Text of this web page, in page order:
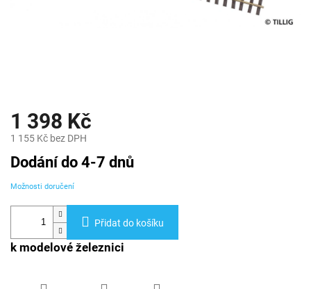
1 398 Kč
1 155 Kč bez DPH
Měrná
cena:
Dodání do 4-7 dnů
Možnosti doručení
Přidat do košíku
k modelové železnici